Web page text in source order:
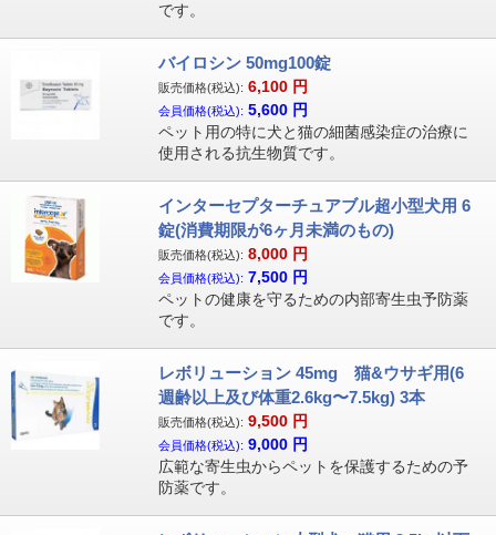
です。
バイロシン 50mg100錠
販売価格(税込): 6,100 円
会員価格(税込): 5,600 円
ペット用の特に犬と猫の細菌感染症の治療に
使用される抗生物質です。
インターセプターチュアブル超小型犬用 6
錠(消費期限が6ヶ月未満のもの)
販売価格(税込): 8,000 円
会員価格(税込): 7,500 円
ペットの健康を守るための内部寄生虫予防薬
です。
レボリューション 45mg 猫&ウサギ用(6
週齢以上及び体重2.6kg〜7.5kg) 3本
販売価格(税込): 9,500 円
会員価格(税込): 9,000 円
広範な寄生虫からペットを保護するための予
防薬です。